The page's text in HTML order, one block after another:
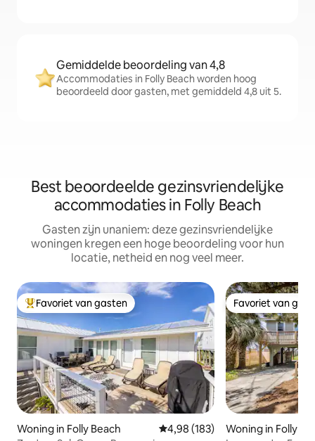
Gemiddelde beoordeling van 4,8
Accommodaties in Folly Beach worden hoog
beoordeeld door gasten, met gemiddeld 4,8 uit 5.
Best beoordeelde gezinsvriendelijke
accommodaties in Folly Beach
Gasten zijn unaniem: deze gezinsvriendelijke
woningen kregen een hoge beoordeling voor hun
locatie, netheid en nog veel meer.
Topfavoriet van gasten
Favoriet van gasten
Woning in Folly Beach Gemiddelde beoordeling van
4,98 (183)
Favoriet van
Favoriet van
Woning in Folly